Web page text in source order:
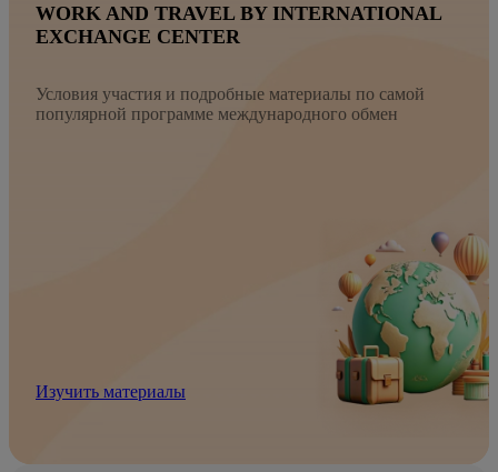
WORK AND TRAVEL BY INTERNATIONAL
EXCHANGE CENTER
Условия участия и подробные материалы по самой
популярной программе международного обмен
Изучить материалы